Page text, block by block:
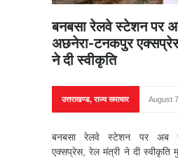
बनबसा रेलवे स्टेशन पर
अछनेरा-टनकपुर
ने दी स्वीकृति
उत्तराखण्ड,राज्य समाचार August
बनबसा रेलवे स्टेशन पर अब
एक्सप्रेस, रेल मंत्री ने दी स्वीकृति